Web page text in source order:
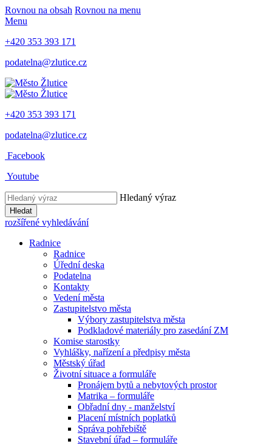
Rovnou na obsah Rovnou na menu
Menu
+420 353 393 171
podatelna@zlutice.cz
+420 353 393 171
podatelna@zlutice.cz
Facebook
Youtube
Hledaný výraz
Hledat
rozšířené vyhledávání
Radnice
Radnice
Úřední deska
Podatelna
Kontakty
Vedení města
Zastupitelstvo města
Výbory zastupitelstva města
Podkladové materiály pro zasedání ZM
Komise starostky
Vyhlášky, nařízení a předpisy města
Městský úřad
Životní situace a formuláře
Pronájem bytů a nebytových prostor
Matrika – formuláře
Obřadní dny - manželství
Placení místních poplatků
Správa pohřebiště
Stavební úřad – formuláře